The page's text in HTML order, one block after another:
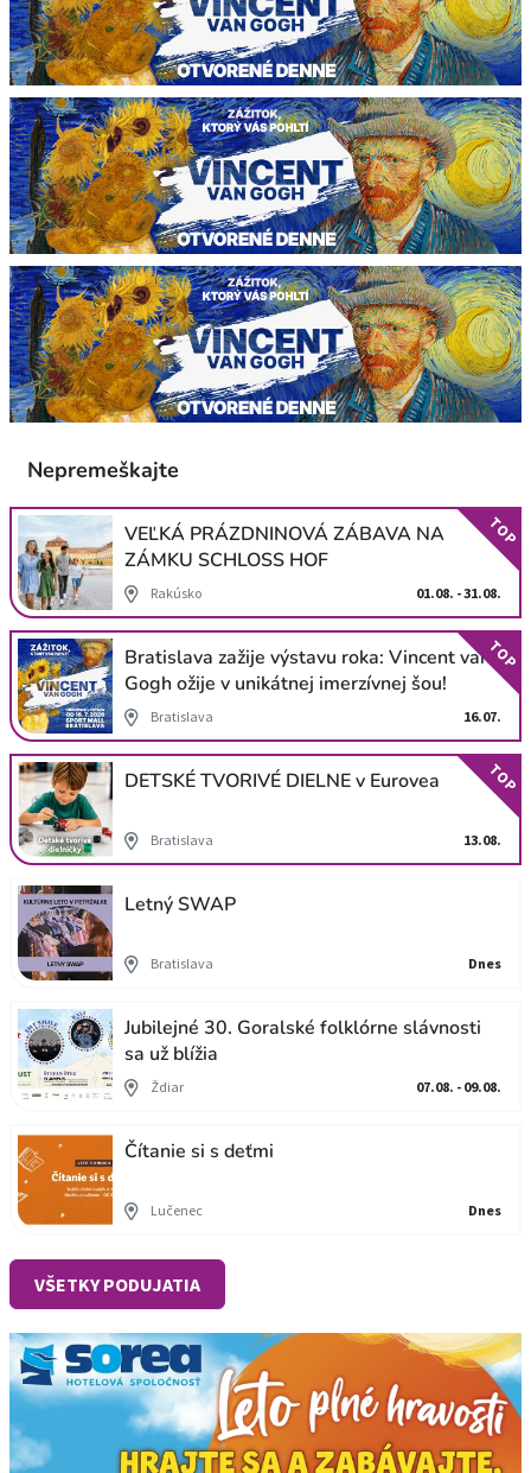
Nepremeškajte
VEĽKÁ PRÁZDNINOVÁ ZÁBAVA NA
ZÁMKU SCHLOSS HOF
Rakúsko 01.08. - 31.08.
TOP
Bratislava zažije výstavu roka: Vincent van
Gogh ožije v unikátnej imerzívnej šou!
Bratislava 16.07.
TOP
DETSKÉ TVORIVÉ DIELNE v Eurovea
Bratislava 13.08.
TOP
Letný SWAP
Bratislava Dnes
Jubilejné 30. Goralské folklórne slávnosti
sa už blížia
Ždiar 07.08. - 09.08.
Čítanie si s deťmi
Lučenec Dnes
VŠETKY PODUJATIA